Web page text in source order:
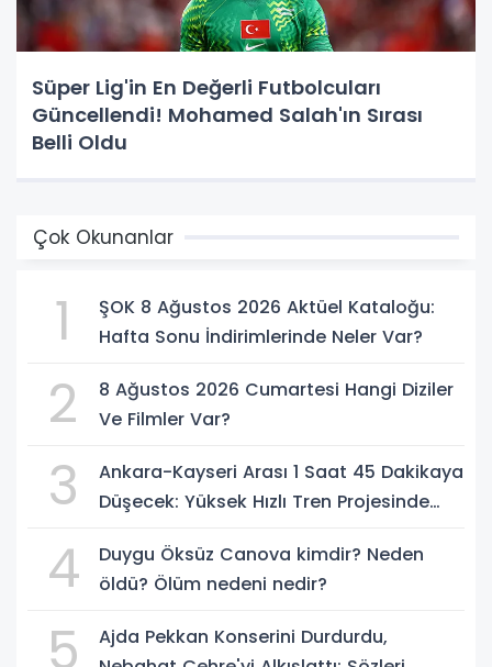
Süper Lig'in En Değerli Futbolcuları
Güncellendi! Mohamed Salah'ın Sırası
Belli Oldu
Çok Okunanlar
1
ŞOK 8 Ağustos 2026 Aktüel Kataloğu:
Hafta Sonu İndirimlerinde Neler Var?
2
8 Ağustos 2026 Cumartesi Hangi Diziler
Ve Filmler Var?
3
Ankara-Kayseri Arası 1 Saat 45 Dakikaya
Düşecek: Yüksek Hızlı Tren Projesinde
4
Duygu Öksüz Canova kimdir? Neden
öldü? Ölüm nedeni nedir?
5
Ajda Pekkan Konserini Durdurdu,